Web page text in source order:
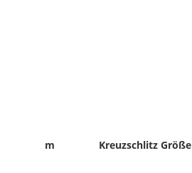
m Kreuzschlitz Größe